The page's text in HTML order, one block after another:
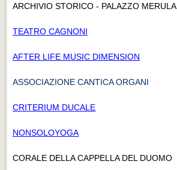
ARCHIVIO STORICO - PALAZZO MERULA
TEATRO CAGNONI
AFTER LIFE MUSIC DIMENSION
ASSOCIAZIONE CANTICA ORGANI
CRITERIUM DUCALE
NONSOLOYOGA
CORALE DELLA CAPPELLA DEL DUOMO